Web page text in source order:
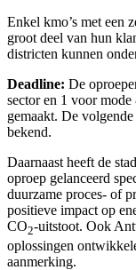
Enkel kmo’s met een
groot deel van hun
districten kunnen
Deadline: De
sector en 1 voor
gemaakt. De
bekend.
Daarnaast heeft de
oproep gelanceerd
duurzame proces- of
positieve impact op
CO2-uitstoot. Ook
oplossingen
aanmerking.